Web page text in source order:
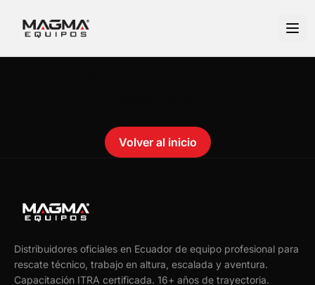
Volver al inicio
Distribuidores oficiales en Ecuador de equipo profesional para
rescate técnico, trabajo en altura, escalada y aventura.
Capacitación ITRA certificada. 16+ años de trayectoria.